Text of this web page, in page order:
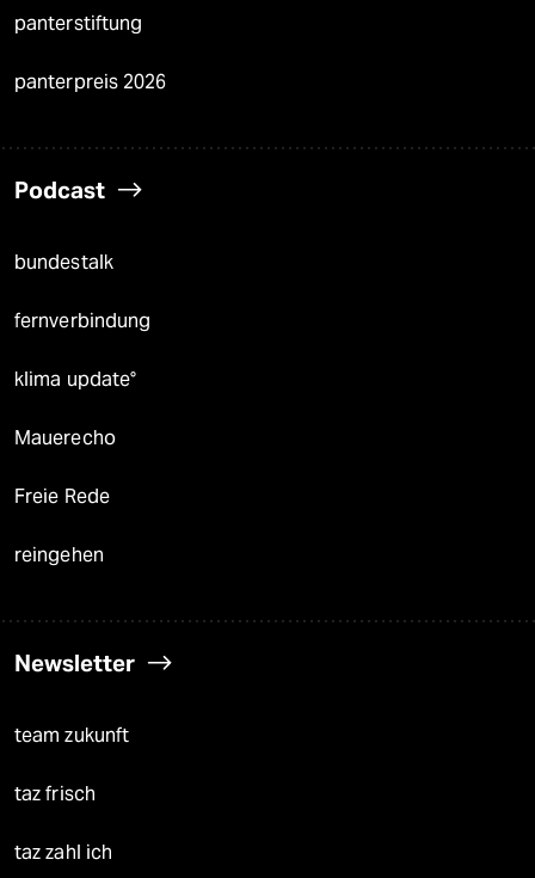
panterstiftung
panterpreis 2026
Podcast
bundestalk
fernverbindung
klima update°
Mauerecho
Freie Rede
reingehen
Newsletter
team zukunft
taz frisch
taz zahl ich